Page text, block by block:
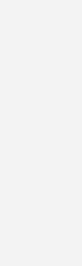
zu
zu warnen, obwohl
konkreter
Dies ist eine
deren Konfiguration
allgemein auch
Probleme